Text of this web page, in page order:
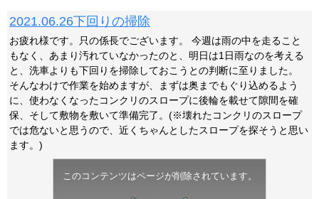
2021.06.26下回りの掃除
お疲れ様です。只の係長でございます。 今週は雨の中を走ること
もなく、あまり汚れていなかったのと、明日は1日雨なのを考える
と、洗車よりも下回りを掃除しておこうとの判断に至りました。
そんなわけで作業を始めますが、まずは奥までもぐり込めるよう
に、使わなくなったコンクリのスロープに後輪を載せて隙間を確
保、そして敷物を敷いて準備完了。(※壊れたコンクリのスロープ
では危ないと思うので、近くちゃんとしたスロープを探そうと思い
ます。)
このコンテンツはページが削除されています。